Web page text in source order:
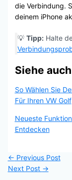
die Verbindung.
deinem iPhone
💡 Tipp:Halte
Siehe auch
So Wählen Sie
Für Ihren VW Golf
Neueste
Entdecken
← Previous Post
Next Post →